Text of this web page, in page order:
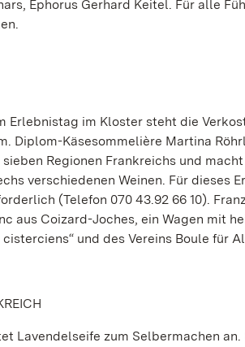
Ephorus Gerhard Keitel. Für alle
im Kloster steht die
Diplom-Käsesommelière Martina
Regionen Frankreichs und
verschiedenen Weinen. Für dieses
(Telefon 070 43.92 66 10).
aus Coizard-Joches, ein Wagen mit
und des Vereins Boule für
Lavendelseife zum Selbermachen an.